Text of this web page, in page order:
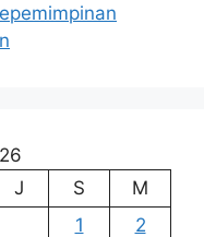
J S
M
1
2